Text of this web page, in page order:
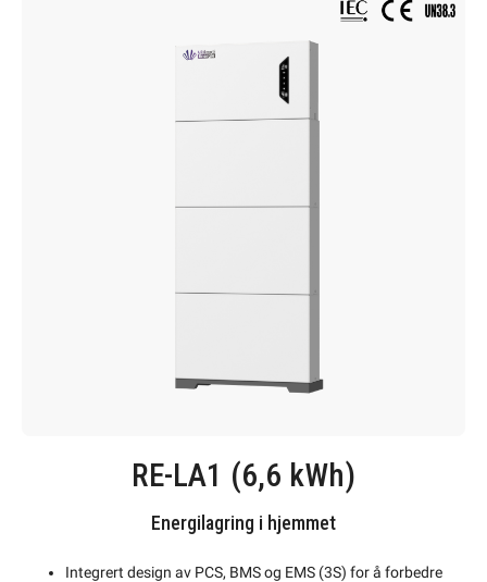
RE-LA1 (6,6 kWh)
Energilagring i hjemmet
Integrert design av PCS, BMS og EMS (3S) for å forbedre